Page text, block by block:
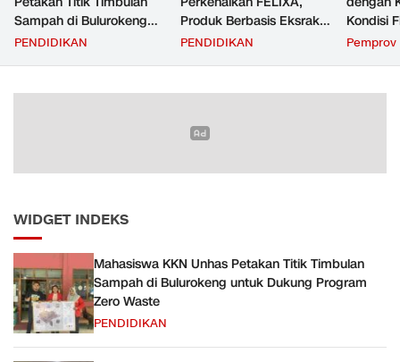
Sampah di Bulurokeng
untuk Dukung Program
PENDIDIKAN
Produk Berbasis Eksrak
Buah Pare untuk
PENDIDIKAN
Kondisi
Transfer
Pemprov
WIDGET INDEKS
Mahasiswa KKN Unhas Petakan Titik Timbulan
Sampah di Bulurokeng untuk Dukung Program
Zero Waste
PENDIDIKAN